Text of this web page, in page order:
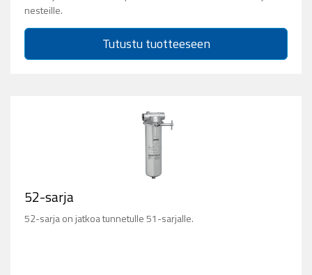
nesteille.
Tutustu tuotteeseen
52-sarja
52-sarja on jatkoa tunnetulle 51-sarjalle.